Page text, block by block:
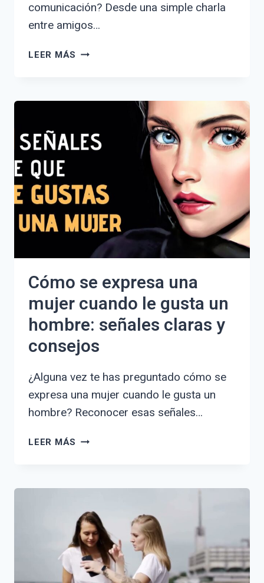
comunicación? Desde una simple charla
entre amigos…
LEER MÁS ACTIVIDADES
COMUNICACIÓN:
GUÍA
COMPLETA
PRÁCTICOS
Cómo se expresa una
mujer cuando le gusta un
hombre: señales claras y
consejos
¿Alguna vez te has preguntado cómo se
expresa una mujer cuando le gusta un
hombre? Reconocer esas señales…
LEER MÁS CÓMO
CUANDO
LE
GUSTA
UN
HOMBRE:
SEÑALES